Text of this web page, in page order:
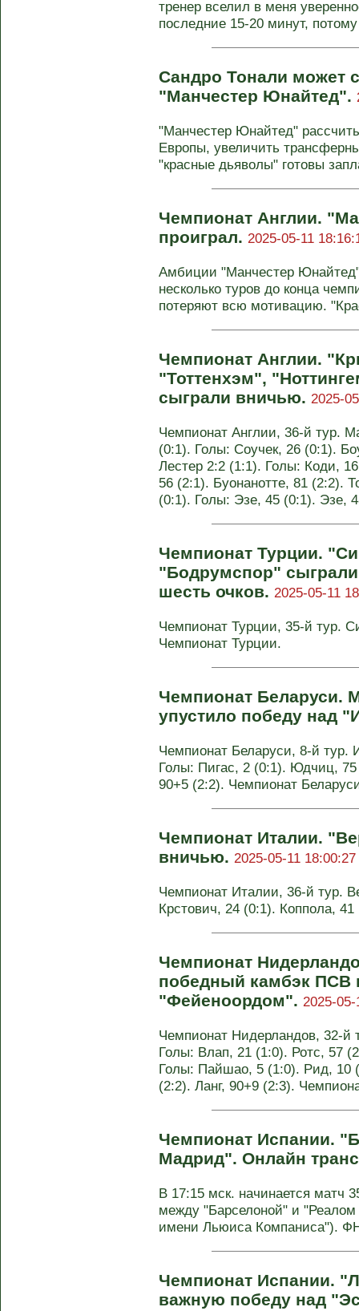
тренер вселил в меня
последние 15-20 минут,
Сандро Тонали может
"Манчестер Юнайтед".
"Манчестер Юнайтед"
Европы, увеличить
"красные дьяволы" готовы
Чемпионат Англии.
проиграл. 2025-05-11
Амбиции "Манчестер Юнайтед"
несколько туров до конца
потеряют всю мотивацию.
Чемпионат Англии.
"Тоттенхэм",
сыграли вничью. 2025-
Чемпионат Англии, 36-й тур.
(0:1). Голы: Соучек, 26 (0:1).
Лестер 2:2 (1:1). Голы: Коди,
56 (2:1). Буонанотте, 81 (2:2).
(0:1). Голы: Эзе, 45 (0:1). Эзе,
Чемпионат Турции.
"Бодрумспор"
шесть очков. 2025-05-11
Чемпионат Турции, 35-й тур.
Чемпионат Турции.
Чемпионат Беларуси.
упустило победу над
Чемпионат Беларуси, 8-й
Голы: Пигас, 2 (0:1). Юдчиц,
90+5 (2:2). Чемпионат
Чемпионат Италии.
вничью. 2025-05-11 18:00:27
Чемпионат Италии, 36-й тур.
Крстович, 24 (0:1). Коппола,
Чемпионат
победный камбэк ПСВ
"Фейеноордом". 2025-
Чемпионат Нидерландов, 32-й
Голы: Влап, 21 (1:0). Ротс, 57
Голы: Пайшао, 5 (1:0). Рид, 10
(2:2). Ланг, 90+9 (2:3).
Чемпионат Испании.
Мадрид". Онлайн
В 17:15 мск. начинается матч
между "Барселоной" и
имени Льюиса Компаниса").
Чемпионат Испании.
важную победу над